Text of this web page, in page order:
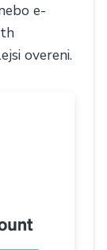
e-
overeni.